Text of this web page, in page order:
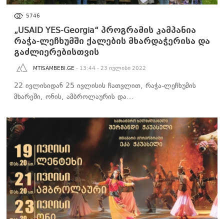
5746
„USAID YES-Georgia“ პროგრამის კამპანია
რაჭა-ლეჩხუმში ქალების მხარდაჭერისა და
გაძლიერებისთვის
MTISAMBEBI.GE - 13:44 - 23 ივლისი 2022
22 ივლისიდან 25 ივლისის ჩათვლით, რაჭა-ლეჩხუმის
მხარეში, ონის, ამბროლაურის და…